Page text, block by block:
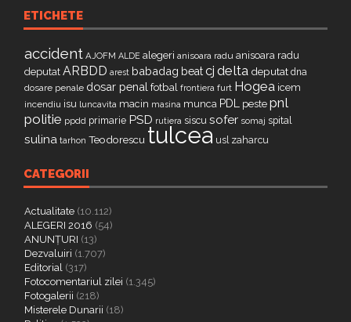
ETICHETE
accident AJOFM ALDE alegeri anisoara radu anisoara radu
deputat ARBDD arest babadag beatcj delta deputat dna
dosare penale dosar penal fotbal frontiera furt Hogea icem
incendiu isu luncavita macin masina munca PDL peste pnl
politie ppdd primarie PSD rutiera siscu sofer somaj spital
sulina tarhon Teodorescu tulcea usl zaharcu
CATEGORII
Actualitate (10.112)
ALEGERI 2016 (54)
ANUNȚURI (13)
Dezvaluiri (1.707)
Editorial (317)
Fotocomentariul zilei (1.345)
Fotogalerii (218)
Misterele Dunarii (18)